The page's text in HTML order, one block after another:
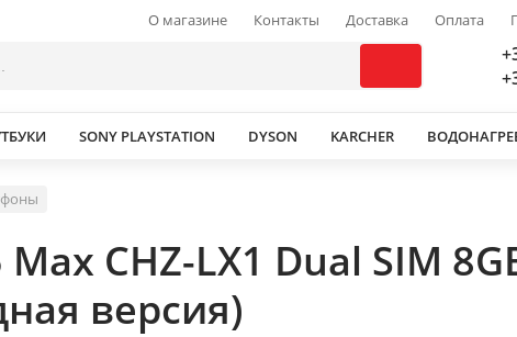
О магазине Контакты Доставка Оплата
SONY PLAYSTATION DYSON KARCHER
CHZ-LX1 Dual SIM
версия)